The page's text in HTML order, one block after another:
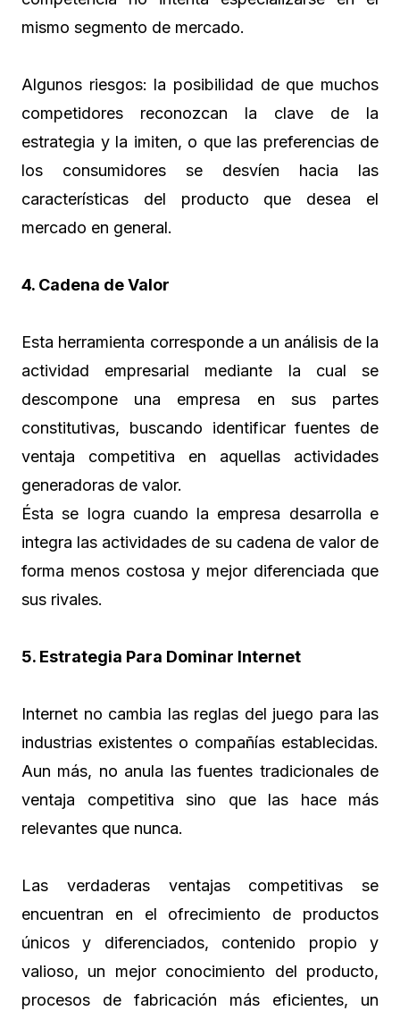
mismo segmento de mercado.
Algunos riesgos: la posibilidad de que muchos
competidores reconozcan la clave de la
estrategia y la imiten, o que las preferencias de
los consumidores se desvíen hacia las
características del producto que desea el
mercado en general.
4. Cadena de Valor
Esta herramienta corresponde a un análisis de la
actividad empresarial mediante la cual se
descompone una empresa en sus partes
constitutivas, buscando identificar fuentes de
ventaja competitiva en aquellas actividades
generadoras de valor.
Ésta se logra cuando la empresa desarrolla e
integra las actividades de su cadena de valor de
forma menos costosa y mejor diferenciada que
sus rivales.
5. Estrategia Para Dominar Internet
Internet no cambia las reglas del juego para las
industrias existentes o compañías establecidas.
Aun más, no anula las fuentes tradicionales de
ventaja competitiva sino que las hace más
relevantes que nunca.
Las verdaderas ventajas competitivas se
encuentran en el ofrecimiento de productos
únicos y diferenciados, contenido propio y
valioso, un mejor conocimiento del producto,
procesos de fabricación más eficientes, un